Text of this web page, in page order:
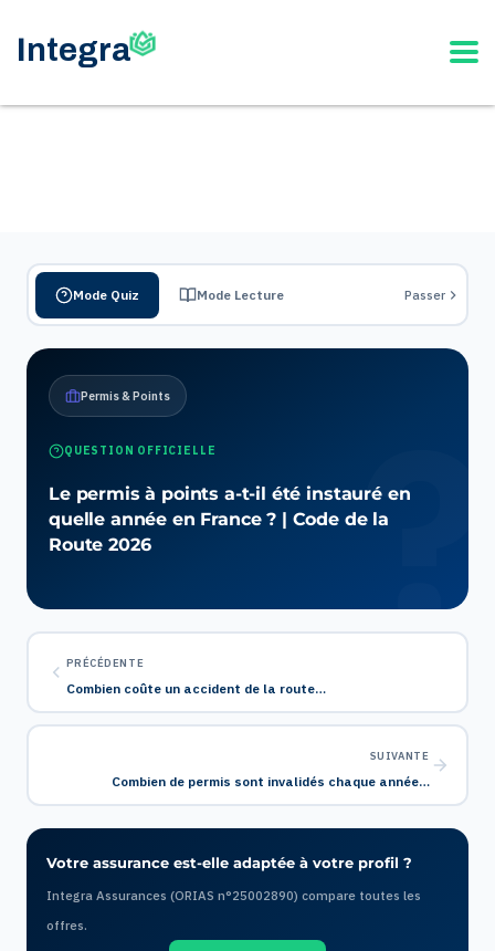
Mode Quiz Mode Lecture Passer
Permis & Points
QUESTION OFFICIELLE
Le permis à points a-t-il été instauré en
quelle année en France ? | Code de la
Route 2026
PRÉCÉDENTE
Combien coûte un accident de la route…
SUIVANTE
Combien de permis sont invalidés chaque année…
Votre assurance est-elle adaptée à votre profil ?
Integra Assurances (ORIAS n°25002890) compare toutes les
offres.